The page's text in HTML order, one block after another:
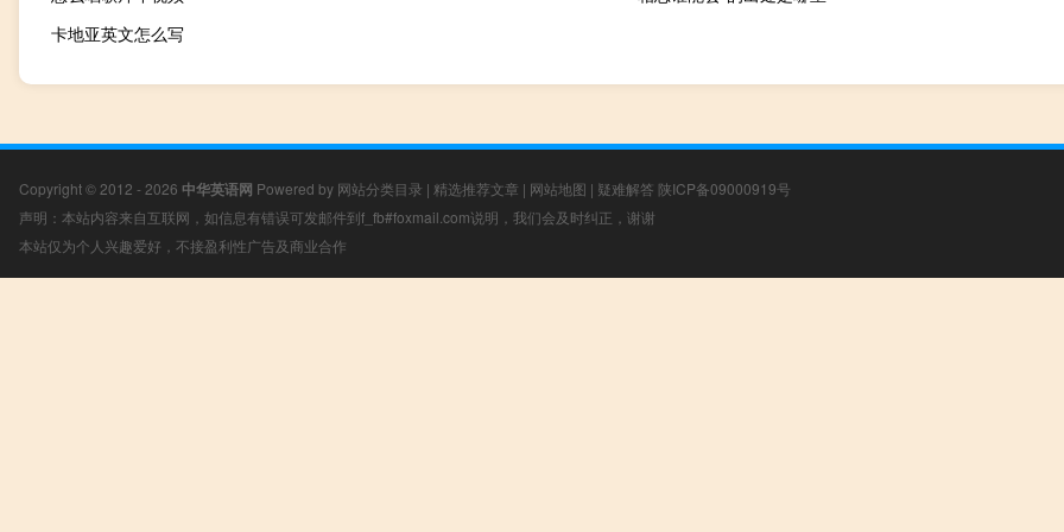
卡地亚英文怎么写
Copyright © 2012 - 2026 中华英语网 Powered by 网站分类目录 | 精选推荐文章 | 网站地图 | 疑难解答 陕ICP备09000919号
声明：本站内容来自互联网，如信息有错误可发邮件到f_fb#foxmail.com说明，我们会及时纠正，谢谢
本站仅为个人兴趣爱好，不接盈利性广告及商业合作